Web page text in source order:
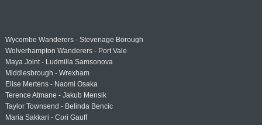
Wycombe Wanderers - Stevenage Borough
Wolverhampton Wanderers - Port Vale
Maya Joint - Ludmilla Samsonova
Middlesbrough - Wrexham
Elise Mertens - Naomi Osaka
Terence Atmane - Jakub Mensik
Taylor Townsend - Belinda Bencic
Maria Sakkari - Cori Gauff